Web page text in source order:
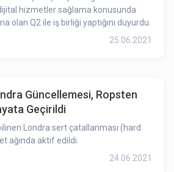
hizmetler sağlama konusunda
olan Q2 ile iş birliği yaptığını duyurdu.
25.06.2021
Güncellemesi, Ropsten
Geçirildi
Londra sert çatallanması (hard
ağında aktif edildi.
24.06.2021